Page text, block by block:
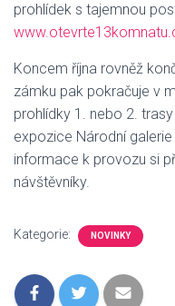
prohlídek s tajemnou
Koncem října rovněž
zámku pak pokračuje v
prohlídky 1. nebo 2.
expozice Národní
informace k provozu si
návštěvníky.
Kategorie: NOVINKY